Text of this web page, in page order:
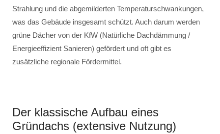
Strahlung und die abgemilderten Temperaturschwankungen,
was das Gebäude insgesamt schützt. Auch darum werden
grüne Dächer von der KfW (Natürliche Dachdämmung /
Energieeffizient Sanieren) gefördert und oft gibt es
zusätzliche regionale Fördermittel.
Der klassische Aufbau eines
Gründachs (extensive Nutzung)